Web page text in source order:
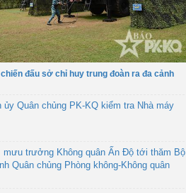
đấu sở chỉ huy trung đoàn ra đa cảnh
ủy Quân chủng PK-KQ kiểm tra Nhà máy
mưu trưởng Không quân Ấn Độ tới thăm Bộ
Quân chủng Phòng không-Không quân